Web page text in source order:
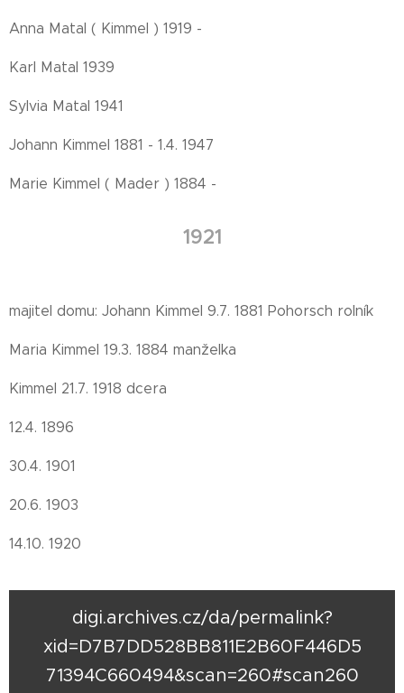
Anna Matal ( Kimmel ) 1919 -
Karl Matal 1939
Sylvia Matal 1941
Johann Kimmel 1881 - 1.4. 1947
Marie Kimmel ( Mader ) 1884 -
1921
majitel domu: Johann Kimmel 9.7. 1881 Pohorsch rolník
Maria Kimmel 19.3. 1884 manželka
Kimmel 21.7. 1918 dcera
12.4. 1896
30.4. 1901
20.6. 1903
14.10. 1920
digi.archives.cz/da/permalink?
xid=D7B7DD528BB811E2B60F446D5
71394C660494&scan=260#scan260